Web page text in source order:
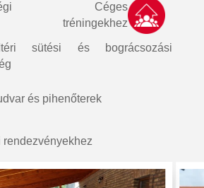
Céges
tréningekhez
sütési és bográcsozási
és pihenőterek
rendezvényekhez